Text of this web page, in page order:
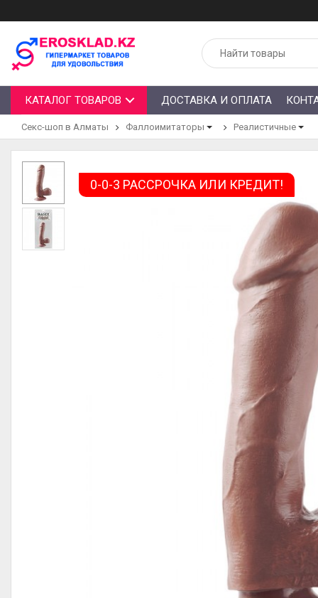
КАТАЛОГ ТОВАРОВ ДОСТАВКА И ОПЛАТА
Секс-шоп в Алматы Фаллоимитаторы Реалистичные
0-0-3 РАССРОЧКА ИЛИ КРЕДИТ!